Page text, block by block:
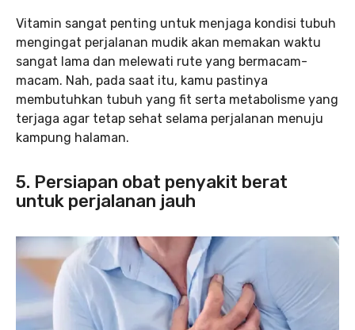
Vitamin sangat penting untuk menjaga kondisi tubuh
mengingat perjalanan mudik akan memakan waktu
sangat lama dan melewati rute yang bermacam-
macam. Nah, pada saat itu, kamu pastinya
membutuhkan tubuh yang fit serta metabolisme yang
terjaga agar tetap sehat selama perjalanan menuju
kampung halaman.
5. Persiapan obat penyakit berat
untuk perjalanan jauh